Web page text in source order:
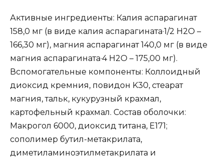
Активные ингредиенты: Калия аспарагинат
158,0 мг (в виде калия аспарагината·1/2 Н2О –
166,30 мг), магния аспарагинат 140,0 мг (в виде
магния аспарагината·4 Н2О – 175,00 мг).
Вспомогательные компоненты: Коллоидный
диоксид кремния, повидон K30, стеарат
магния, тальк, кукурузный крахмал,
картофельный крахмал. Состав оболочки:
Макрогол 6000, диоксид титана, Е171;
сополимер бутил-метакрилата,
диметиламиноэтилметакрилата и